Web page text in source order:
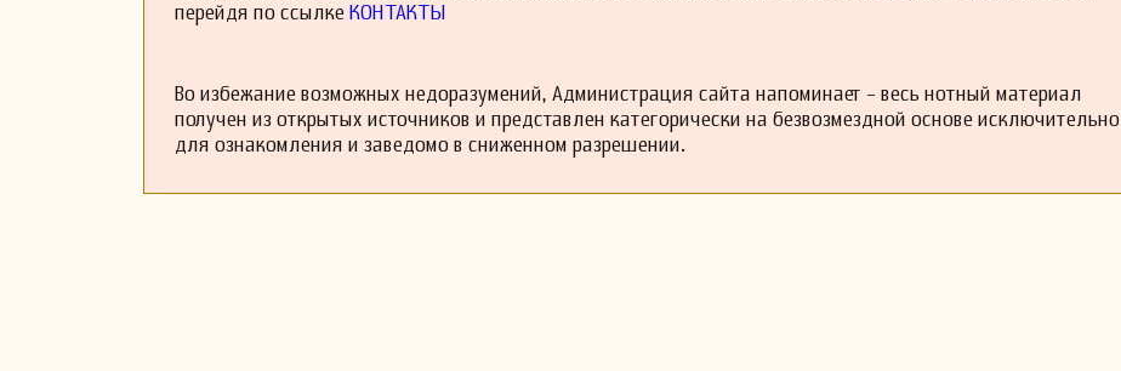
перейдя по ссылке КОНТАКТЫ
Во избежание возможных недоразумений, Администрация сайта напоминает - весь нотный материал
получен из открытых источников и представлен категорически на безвозмездной основе исключительно
для ознакомления и заведомо в сниженном разрешении.